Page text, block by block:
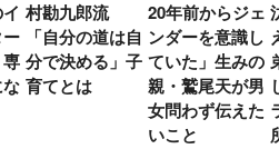
村勘九郎流
「自分の道は自
分で決める」子
育てとは
20年前からジェ
ンダーを意識し
ていた」生みの
親・鷲尾天が男
女問わず伝えた
いこと